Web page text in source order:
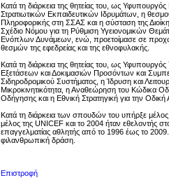
Κατά τη διάρκεια της θητείας του, ως
Στρατιωτικών Εκπαιδευτικών Ιδρυμάτων, η
Πληροφορικής στη ΣΣΑΣ και η σύσταση της
Σχέδιο Νόμου για τη Ρύθμιση Υγειονομικών
Ενόπλων Δυνάμεων, ενώ, προετοίμασε σε
θεσμών της εφεδρείας και της εθνοφυλακής.
Κατά τη διάρκεια της θητείας του, ως
Εξετάσεων και Δοκιμασιών Προσόντων και
Σιδηροδρομικού Συστήματος, η Ίδρυση και
Μικροκινητικότητα, η Αναθεώρηση του Κώδικα
Οδήγησης και η Εθνική Στρατηγική για την Οδική
Κατά τη διάρκεια των σπουδών του υπήρξε
μέλος της UNICEF και το 2004 ήταν εθελοντής
επαγγελματίας αθλητής από το 1996 έως το
φιλανθρωπική δράση.
Επιστροφή